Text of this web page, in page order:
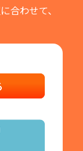
合わせて、